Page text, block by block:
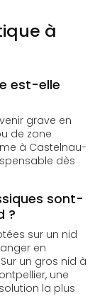
à
est-elle
grave en
de zone
à Castelnau-
dès
sont-
?
sur un nid
en
un gros nid à
une
la plus